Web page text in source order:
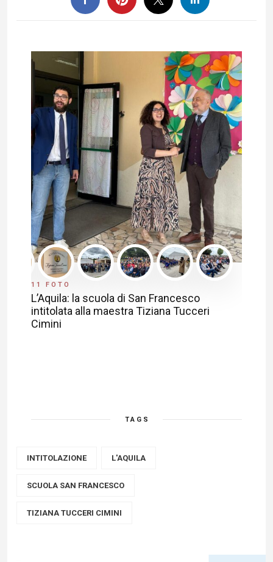
11 FOTO
L’Aquila: la scuola di San Francesco
intitolata alla maestra Tiziana Tucceri
Cimini
TAGS
INTITOLAZIONE L'AQUILA
SCUOLA SAN FRANCESCO
TIZIANA TUCCERI CIMINI